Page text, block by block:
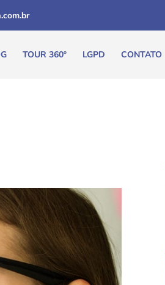
TOUR 360º LGPD CONTATO